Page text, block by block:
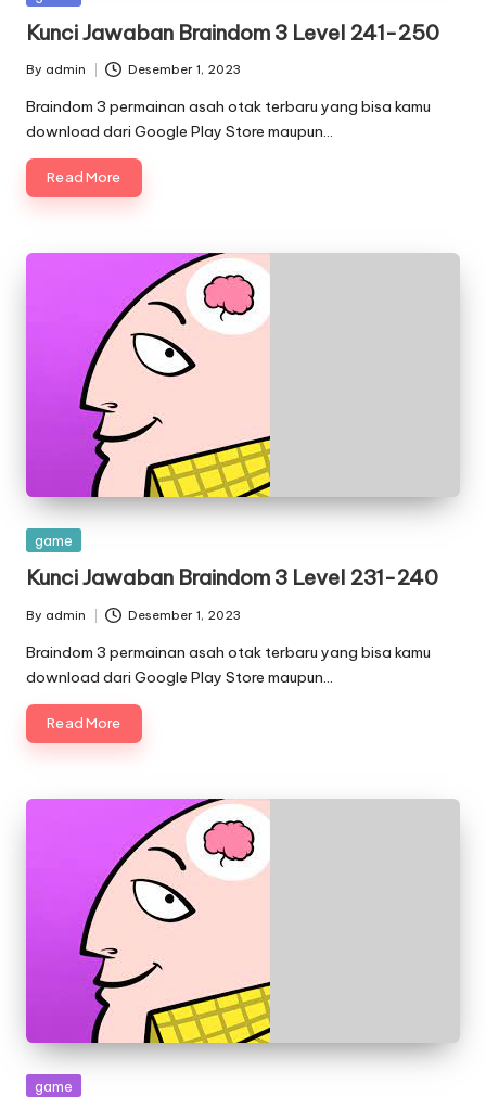
Kunci Jawaban Braindom 3 Level 241-250
Posted
by
By admin Desember 1, 2023
Braindom 3 permainan asah otak terbaru yang bisa kamu
download dari Google Play Store maupun…
Read More
Posted
game
Kunci Jawaban Braindom 3 Level 231-240
Posted
by
By admin Desember 1, 2023
Braindom 3 permainan asah otak terbaru yang bisa kamu
download dari Google Play Store maupun…
Read More
Posted
game